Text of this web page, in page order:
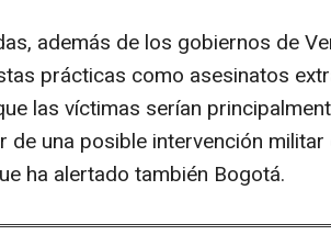
además de los gobiernos de
prácticas como asesinatos
las víctimas serían
de una posible intervención
ha alertado también Bogotá.